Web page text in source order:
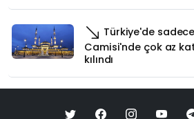
Türkiye'de
Camisi'nde çok az
kılındı